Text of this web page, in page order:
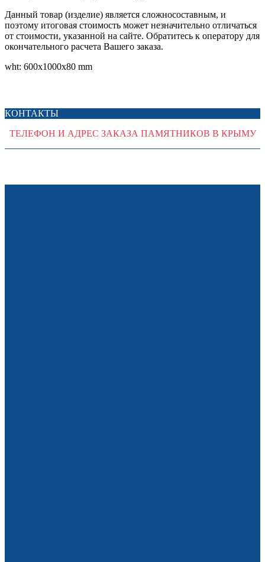
Данный товар (изделие) является сложносоставным, и
поэтому итоговая стоимость может незначительно отличаться
от стоимости, указанной на сайте. Обратитесь к оператору для
окончательного расчета Вашего заказа.
wht: 600x1000x80 mm
КОНТАКТЫ
ТЕЛЕФОН И АДРЕС ЗАКАЗА ПАМЯТНИКОВ В КРЫМУ